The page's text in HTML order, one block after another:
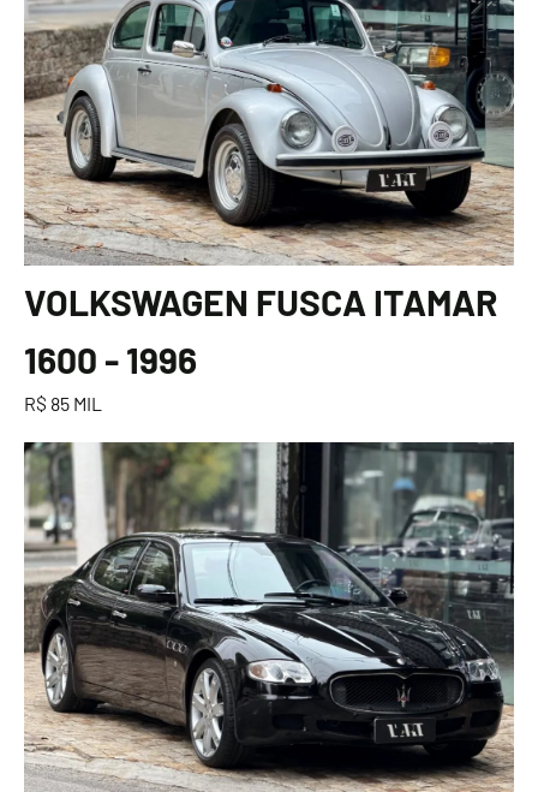
VOLKSWAGEN FUSCA ITAMAR
1600 - 1996
R$ 85 MIL